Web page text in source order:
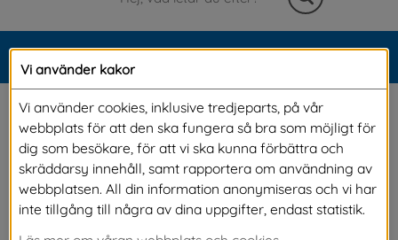
Meny
Luften utomhus
Utomhus är det främst föroreningar och
partiklar från vägtrafiken som orsakar
hälsoproblem. Samma föroreningar som finns i
Vi använder kakor
Vi använder cookies, inklusive tredjeparts, på vår
webbplats för att den ska fungera så bra som möjligt för
dig som besökare, för att vi ska kunna förbättra och
skräddarsy innehåll, samt rapportera om användning av
webbplatsen. All din information anonymiseras och vi har
inte tillgång till några av dina uppgifter, endast statistik.